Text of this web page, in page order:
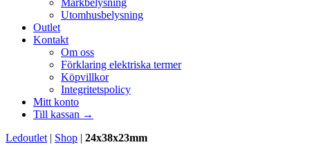
Markbelysning
Utomhusbelysning
Outlet
Kontakt
Om oss
Förklaring elektriska termer
Köpvillkor
Integritetspolicy
Mitt konto
Till kassan →
Ledoutlet | Shop | 24x38x23mm